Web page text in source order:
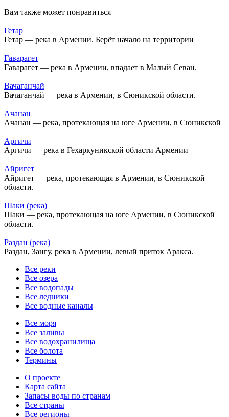
Вам также может понравиться
Гетар
Гетар — река в Армении. Берёт начало на территории
Гаварагет
Гаварагет — река в Армении, впадает в Малый Севан.
Вачаганчай
Вачаганчай — река в Армении, в Сюникской области.
Ачанан
Ачанан — река, протекающая на юге Армении, в Сюникской
Аргичи
Аргичи — река в Гехаркуникской области Армении
Айригет
Айригет — река, протекающая в Армении, в Сюникской
области.
Шаки (река)
Шаки — река, протекающая на юге Армении, в Сюникской
области.
Раздан (река)
Раздан, Зангу, река в Армении, левый приток Аракса.
Все реки
Все озера
Все водопады
Все ледники
Все водные каналы
Все моря
Все заливы
Все водохранилища
Все болота
Термины
О проекте
Карта сайта
Запасы воды по странам
Все страны
Все регионы